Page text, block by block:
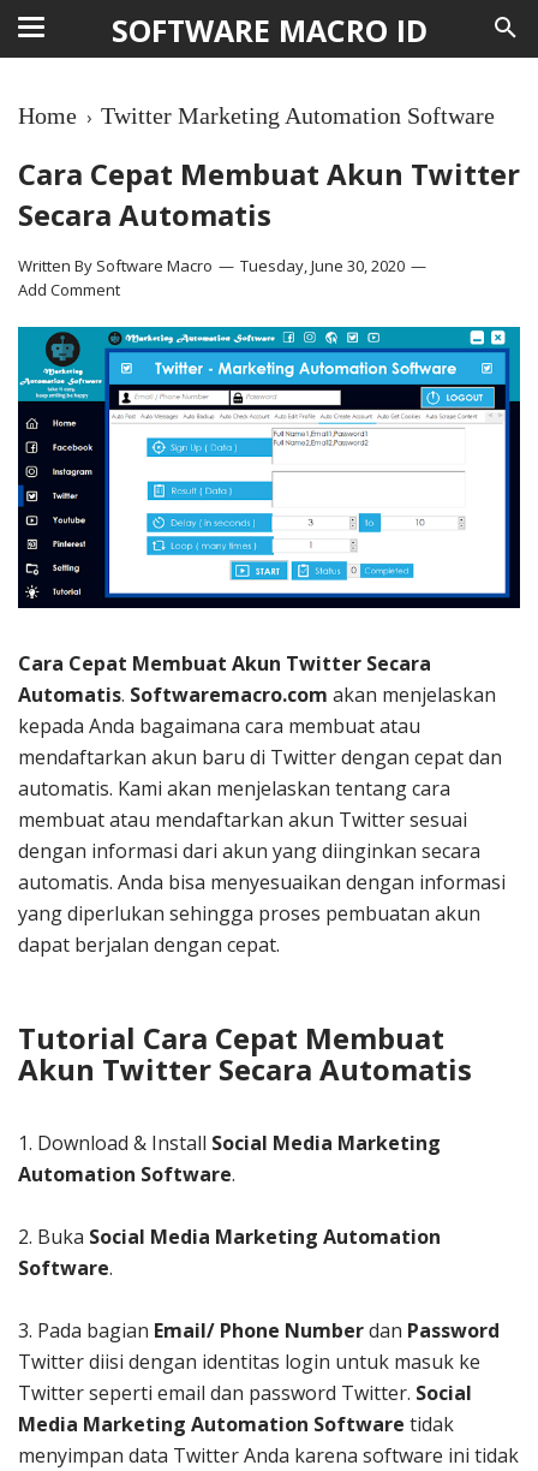
SOFTWARE MACRO ID
Home › Twitter Marketing Automation Software
Cara Cepat Membuat Akun Twitter
Secara Automatis
Written By Software Macro
Tuesday, June 30, 2020
Add Comment
Cara Cepat Membuat Akun Twitter Secara
Automatis. Softwaremacro.com akan menjelaskan
kepada Anda bagaimana cara membuat atau
mendaftarkan akun baru di Twitter dengan cepat dan
automatis. Kami akan menjelaskan tentang cara
membuat atau mendaftarkan akun Twitter sesuai
dengan informasi dari akun yang diinginkan secara
automatis. Anda bisa menyesuaikan dengan informasi
yang diperlukan sehingga proses pembuatan akun
dapat berjalan dengan cepat.
Tutorial Cara Cepat Membuat
Akun Twitter Secara Automatis
1. Download & Install Social Media Marketing
Automation Software.
2. Buka Social Media Marketing Automation
Software.
3. Pada bagian Email/ Phone Numberdan Password
Twitter diisi dengan identitas login untuk masuk ke
Twitter seperti email dan password Twitter. Social
Media Marketing Automation Software tidak
menyimpan data Twitter Anda karena software ini tidak